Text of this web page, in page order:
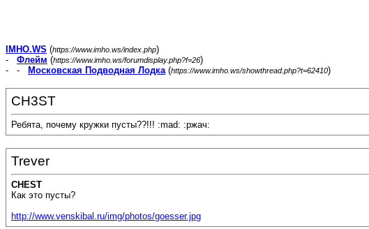
IMHO.WS (https://www.imho.ws/index.php)
- Флейм (https://www.imho.ws/forumdisplay.php?f=26)
- -
Московская Подводная Лодка(https://www.imho.ws/showthread.php?t=62410)
CH3ST
Ребята, почему кружки пусты??!!! :mad: :ржач:
Trever
CHEST
Как это пусты?
http://www.venskibal.ru/img/photos/goesser.jpg